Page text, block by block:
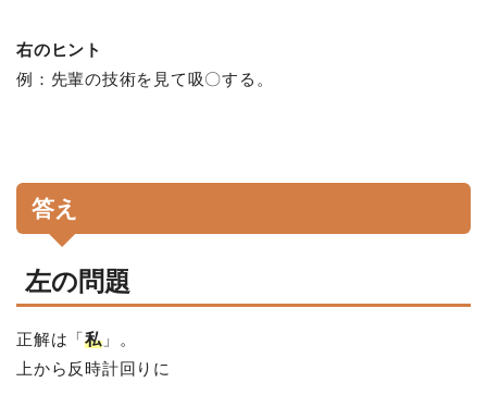
右のヒント
例：先輩の技術を見て吸〇する。
答え
左の問題
正解は「私」。
上から反時計回りに